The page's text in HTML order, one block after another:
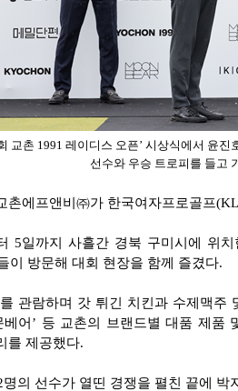
교촌 1991 레이디스 오픈’ 시상식에서 윤
선수와 우승 트로피를 들고
에프앤비㈜가 한국여자프로골프
5일까지 사흘간 경북 구미시에
이 방문해 대회 현장을 함께 즐겼다.
관람하며 갓 튀긴 치킨과 수제맥
베어’ 등 교촌의 브랜드별 대품 제
를 제공했다.
의 선수가 열띤 경쟁을 펼친 끝에